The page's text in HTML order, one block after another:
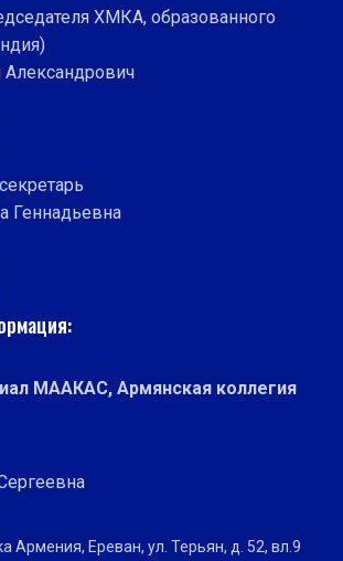
ХМКА, образованного
Геннадьевна
МААКАС, Армянская коллегия
Армения, Ереван, ул. Терьян, д. 52, вл.9